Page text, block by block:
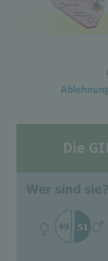
Die